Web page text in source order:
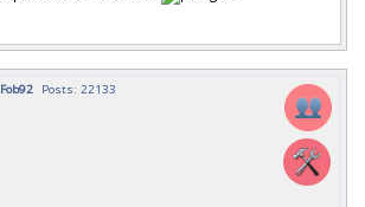
Fob92 Posts: 22133